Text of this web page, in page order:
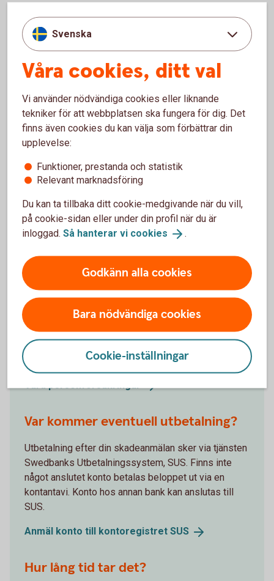
Frågor och svar om skador och
skadeanmälan
Vilken försäkring har jag?
internetbanken.
Hur vet jag om försäkringen täcker
min skada?
Du kan läsa under respektive försäkring vad som
ingår.
Vårapersonförsäkringar
Var kommer eventuell utbetalning?
Utbetalning efter din skadeanmälan sker via tjänsten
Swedbanks Utbetalningssystem, SUS. Finns inte
något anslutet konto betalas beloppet ut via en
kontantavi. Konto hos annan bank kan anslutas till
SUS.
Anmäl konto till kontoregistret SUS
Hur lång tid tar det?
Frågor?
Svenska
Våra cookies, ditt val
Vi använder nödvändiga cookies eller liknande
tekniker för att webbplatsen ska fungera för dig. Det
finns även cookies du kan välja som förbättrar din
upplevelse:
Funktioner, prestanda och statistik
Relevant marknadsföring
Du kan ta tillbaka ditt cookie-medgivande när du vill,
på cookie-sidan eller under din profil när du är
inloggad. Så hanterar vi cookies .
Godkänn alla cookies
Bara nödvändiga cookies
Cookie-inställningar